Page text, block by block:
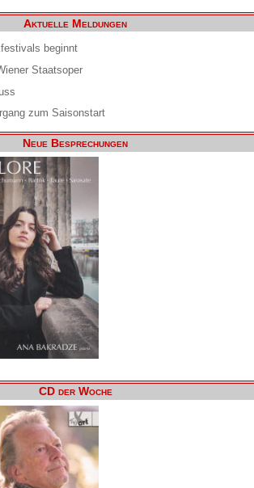
Aktuelle Meldungen
beginnt
Staatsoper
zum Saisonstart
Neue Besprechungen
CD der Woche